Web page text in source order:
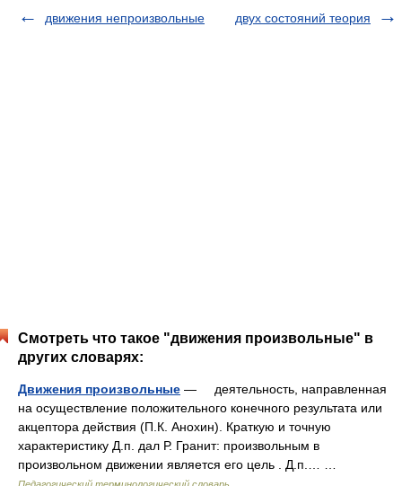
движения непроизвольные
двух состояний теория
Смотреть что такое "движения произвольные" в
других словарях:
Движения произвольные — деятельность, направленная
на осуществление положительного конечного результата или
акцептора действия (П.К. Анохин). Краткую и точную
характеристику Д.п. дал Р. Гранит: произвольным в
произвольном движении является его цель . Д.п.… …